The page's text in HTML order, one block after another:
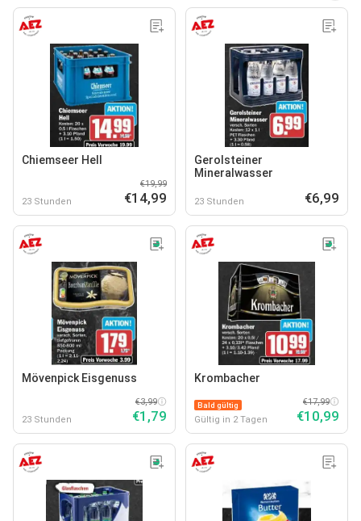
Chiemseer Hell
23 Stunden
€19,99
€14,99
Gerolsteiner
Mineralwasser
23 Stunden €6,99
Mövenpick Eisgenuss
23 Stunden
€3,99
€1,79
Krombacher
Bald gültig
Gültig in 2 Tagen
€17,99
€10,99